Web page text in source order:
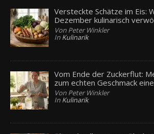
Versteckte Schätze im Eis:
Dezember kulinarisch
Von Peter Winkler
In Kulinarik
Vom Ende der Zuckerflut:
zum echten Geschmack
Von Peter Winkler
In Kulinarik